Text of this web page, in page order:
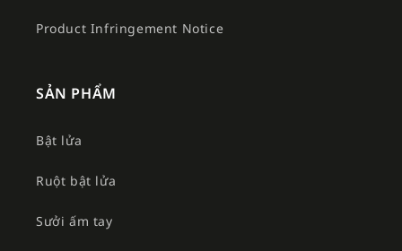
Product Infringement Notice
SẢN PHẨM
Bật lửa
Ruột bật lửa
Sưởi ấm tay